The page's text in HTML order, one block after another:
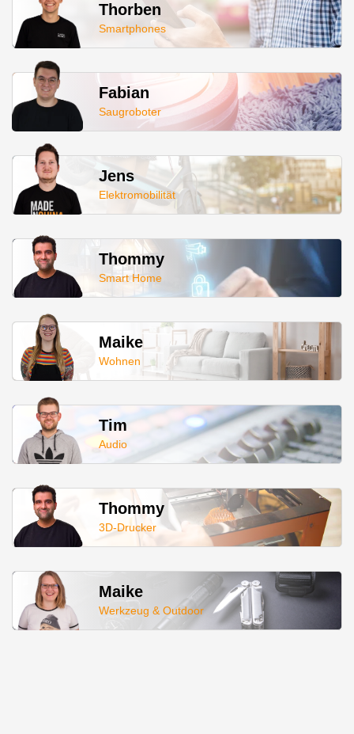
Thorben
Smartphones
Fabian
Saugroboter
Jens
Elektromobilität
Thommy
Smart Home
Maike
Wohnen
Tim
Audio
Thommy
3D-Drucker
Maike
Werkzeug & Outdoor